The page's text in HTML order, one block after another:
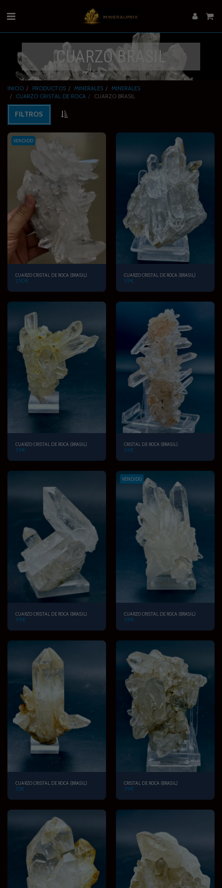
CUARZO BRASIL
INICIO PRODUCTOS MINERALES
MINERALES
CUARZO CRISTAL DE ROCA
CUARZO BRASIL
FILTROS
VENDIDO
CUARZO CRISTAL DE ROCA (BRASIL)
250€
CUARZO CRISTAL DE ROCA (BRASIL)
39€
CUARZO CRISTAL DE ROCA (BRASIL)
39€
CRISTAL DE ROCA (BRASIL)
69€
CUARZO CRISTAL DE ROCA (BRASIL)
99€
VENDIDO
CUARZO CRISTAL DE ROCA (BRASIL)
39€
CUARZO CRISTAL DE ROCA (BRASIL)
35€
CRISTAL DE ROCA (BRASIL)
39€